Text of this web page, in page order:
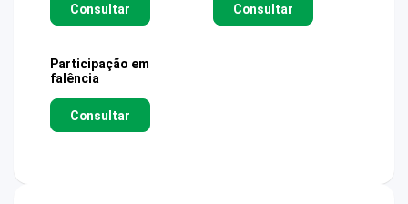
Consultar Consultar
Participação em
falência
Consultar